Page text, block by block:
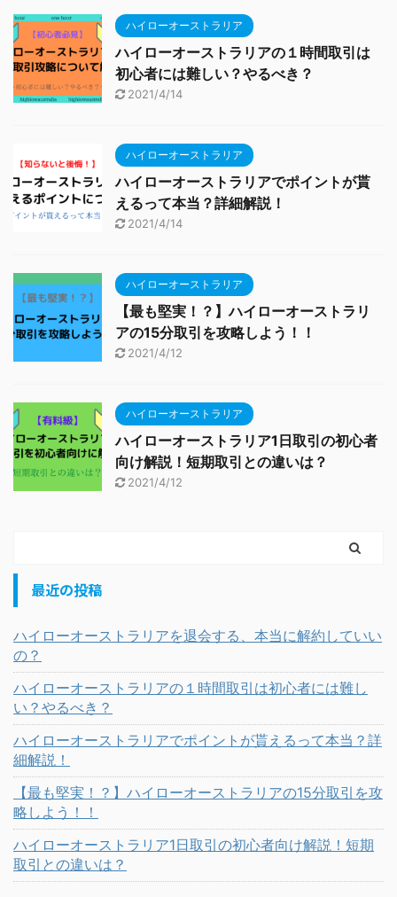
ハイローオーストラリア
ハイローオーストラリアの１時間取引は
初心者には難しい？やるべき？
2021/4/14
ハイローオーストラリア
ハイローオーストラリアでポイントが貰
えるって本当？詳細解説！
2021/4/14
ハイローオーストラリア
【最も堅実！？】ハイローオーストラリ
アの15分取引を攻略しよう！！
2021/4/12
ハイローオーストラリア
ハイローオーストラリア1日取引の初心者
向け解説！短期取引との違いは？
2021/4/12
最近の投稿
ハイローオーストラリアを退会する、本当に解約していい
の？
ハイローオーストラリアの１時間取引は初心者には難し
い？やるべき？
ハイローオーストラリアでポイントが貰えるって本当？詳
細解説！
【最も堅実！？】ハイローオーストラリアの15分取引を攻
略しよう！！
ハイローオーストラリア1日取引の初心者向け解説！短期
取引との違いは？